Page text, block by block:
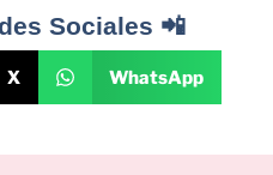
Sociales 📲
X WhatsApp